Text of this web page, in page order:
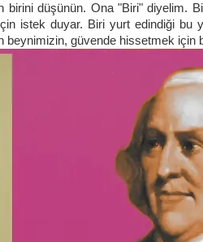
birini düşünün. Ona "Biri" diyelim.
istek duyar. Biri yurt edindiği bu
güvende hissetmek için